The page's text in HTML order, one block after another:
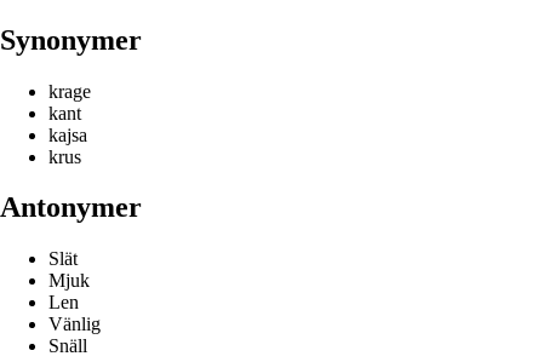
Synonymer
krage
kant
kajsa
krus
Antonymer
Slät
Mjuk
Len
Vänlig
Snäll